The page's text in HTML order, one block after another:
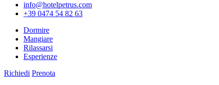
info@hotelpetrus.com
+39 0474 54 82 63
Dormire
Mangiare
Rilassarsi
Esperienze
Richiedi Prenota